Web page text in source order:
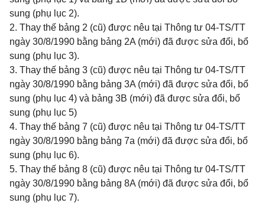
sung (phụ lục 2).
2. Thay thế bảng 2 (cũ) được nêu tại Thông tư 04-TS/TT
ngày 30/8/1990 bằng bảng 2A (mới) đã được sửa đổi, bổ
sung (phụ lục 3).
3. Thay thế bảng 3 (cũ) được nêu tại Thông tư 04-TS/TT
ngày 30/8/1990 bằng bảng 3A (mới) đã được sửa đổi, bổ
sung (phụ lục 4) và bảng 3B (mới) đã được sửa đổi, bổ
sung (phụ lục 5)
4. Thay thế bảng 7 (cũ) được nêu tại Thông tư 04-TS/TT
ngày 30/8/1990 bằng bảng 7a (mới) đã được sửa đổi, bổ
sung (phụ lục 6).
5. Thay thế bảng 8 (cũ) được nêu tại Thông tư 04-TS/TT
ngày 30/8/1990 bằng bảng 8A (mới) đã được sửa đổi, bổ
sung (phụ lục 7).